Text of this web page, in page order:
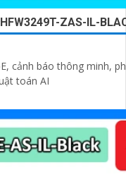
ZAS-IL-
cảnh báo thông minh,
toán AI